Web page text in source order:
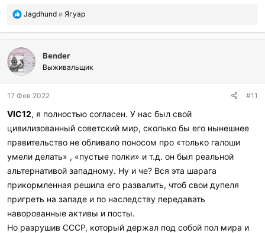
П
б
л
а
г
о
а
р
и
л
и
Jagdhund и Ягуар
Bender
Выживальщик
17 Фев 2022 #11
VIC12, я полностью согласен. У нас был свой
цивилизованный советский мир, сколько бы его нынешнее
правительство не обливало поносом про «только галоши
умели делать» , «пустые полки» и т.д. он был реальной
альтернативой западному. Ну и че? Вся эта шарага
прикормленная решила его развалить, чтоб свои дупеля
пригреть на западе и по наследству передавать
наворованные активы и посты.
Но разрушив СССР, который держал под собой пол мира и